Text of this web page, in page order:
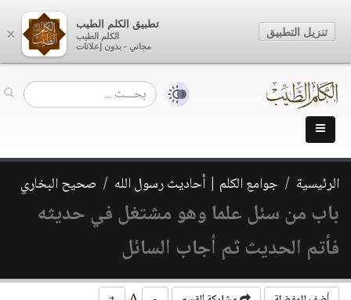
الرئيسية جوامع الكلم | أحاديث رسول الله صحيح البخاري
باب من سئل علما وهو مشتغل في حديثه
فأتم الحديث ثم أجاب السائل
×
تطبيق الكلم الطيب
الكلم الطيب
مجاني - بدون إعلانات
تنزيل التطبيق